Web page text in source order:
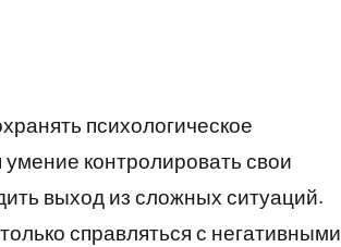
психологическое
контролировать свои
выход из сложных ситуаций.
справляться с негативными